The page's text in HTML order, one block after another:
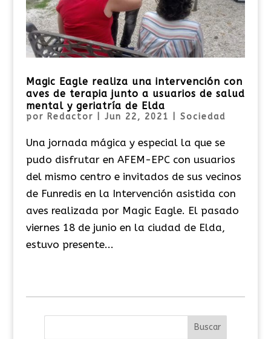
Magic Eagle realiza una intervención con
aves de terapia junto a usuarios de salud
mental y geriatría de Elda
por Redactor Jun 22, 2021 Sociedad
Una jornada mágica y especial la que se
pudo disfrutar en AFEM-EPC con usuarios
del mismo centro e invitados de sus vecinos
de Funredis en la Intervención asistida con
aves realizada por Magic Eagle. El pasado
viernes 18 de junio en la ciudad de Elda,
estuvo presente...